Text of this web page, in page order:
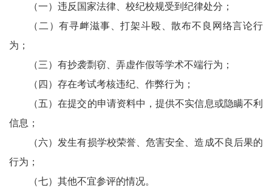
（一）违反国家法律、校纪校规受到纪律处分；
（二）有寻衅滋事、打架斗殴、散布不良网络言论行
为；
（三）有抄袭剽窃、弄虚作假等学术不端行为；
（四）存在考试考核违纪、作弊行为；
（五）在提交的申请资料中，提供不实信息或隐瞒不利
信息；
（六）发生有损学校荣誉、危害安全、造成不良后果的
行为；
（七）其他不宜参评的情况。